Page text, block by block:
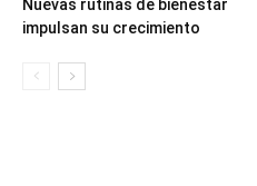
Nuevas rutinas de bienestar
impulsan su crecimiento